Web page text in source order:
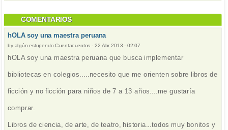
COMENTARIOS
hOLA soy una maestra peruana
by algún estupendo Cuentacuentos - 22 Abr 2013 - 02:07
hOLA soy una maestra peruana que busca implementar
bibliotecas en colegios.....necesito que me orienten sobre libros de
ficción y no ficción para niños de 7 a 13 años....me gustaría
comprar.
Libros de ciencia, de arte, de teatro, historia...todos muy bonitos y